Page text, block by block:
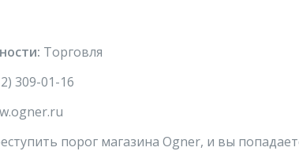
Торговля
309-01-16
порог магазина Ogner, и вы